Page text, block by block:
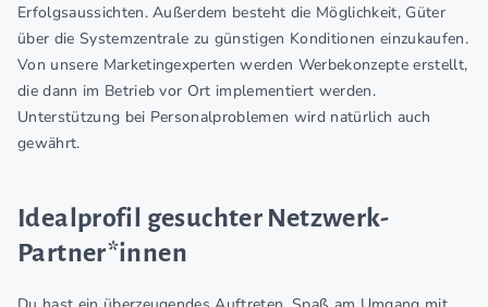
Erfolgsaussichten. Außerdem besteht die Möglichkeit, Güter
über die Systemzentrale zu günstigen Konditionen einzukaufen.
Von unsere Marketingexperten werden Werbekonzepte erstellt,
die dann im Betrieb vor Ort implementiert werden.
Unterstützung bei Personalproblemen wird natürlich auch
gewährt.
Idealprofil gesuchter Netzwerk-
Partner*innen